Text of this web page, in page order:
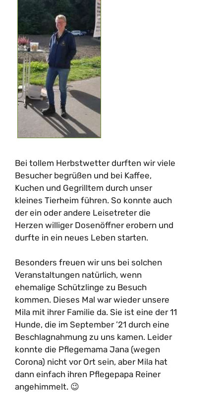
Bei tollem Herbstwetter durften wir viele
Besucher begrüßen und bei Kaffee,
Kuchen und Gegrilltem durch unser
kleines Tierheim führen. So konnte auch
der ein oder andere Leisetreter die
Herzen williger Dosenöffner erobern und
durfte in ein neues Leben starten.
Besonders freuen wir uns bei solchen
Veranstaltungen natürlich, wenn
ehemalige Schützlinge zu Besuch
kommen. Dieses Mal war wieder unsere
Mila mit ihrer Familie da. Sie ist eine der 11
Hunde, die im September ’21 durch eine
Beschlagnahmung zu uns kamen. Leider
konnte die Pflegemama Jana (wegen
Corona) nicht vor Ort sein, aber Mila hat
dann einfach ihren Pflegepapa Reiner
angehimmelt. 😉